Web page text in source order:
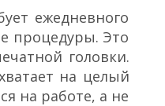
ежедневного
процедуры. Это
головки.
на целый
на работе, а не